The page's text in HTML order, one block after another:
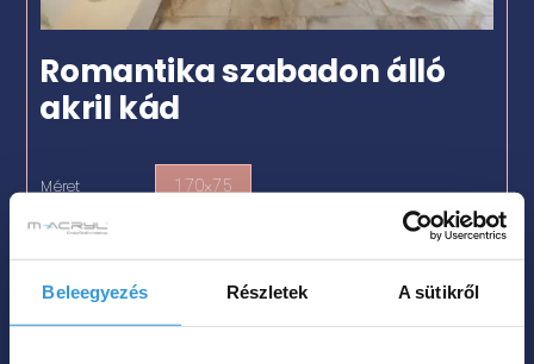
Beleegyezés Részletek A sütikről
Romantika szabadon álló
akril kád
Méret  170×75
Szín
Nettó súly 